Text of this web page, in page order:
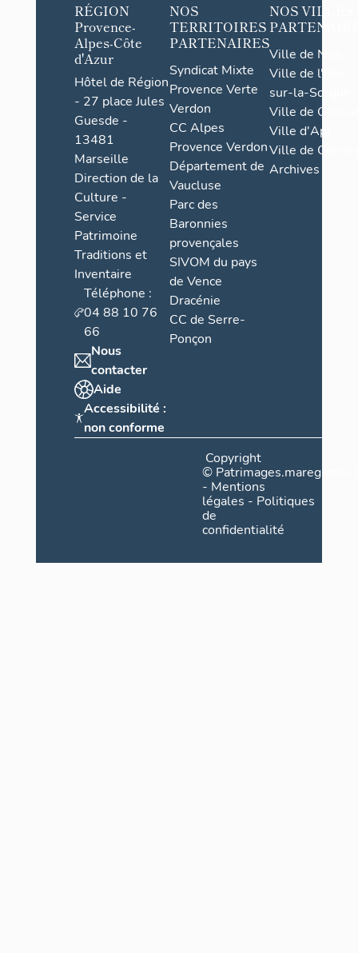
RÉGION
Provence-
Alpes-Côte
d'Azur
Hôtel de Région
- 27 place Jules
Guesde -
13481
Marseille
Direction de la
Culture -
Service
Patrimoine
Traditions et
Inventaire
Téléphone :
04 88 10 76
66
Nous
contacter
Aide
Accessibilité :
non conforme
NOS
TERRITOIRES
PARTENAIRES
Syndicat Mixte
Provence Verte
Verdon
CC Alpes
Provence Verdon
Département de
Vaucluse
Parc des
Baronnies
provençales
SIVOM du pays
de Vence
Dracénie
CC de Serre-
Ponçon
NOS VILLES
Ville de Nice
Ville de l'Isle-
sur-la-Sorgue
Ville de Grasse
Ville d'Apt
Ville de
Archives
Copyright
©
- Mentions
légales - Politiques
de
confidentialité